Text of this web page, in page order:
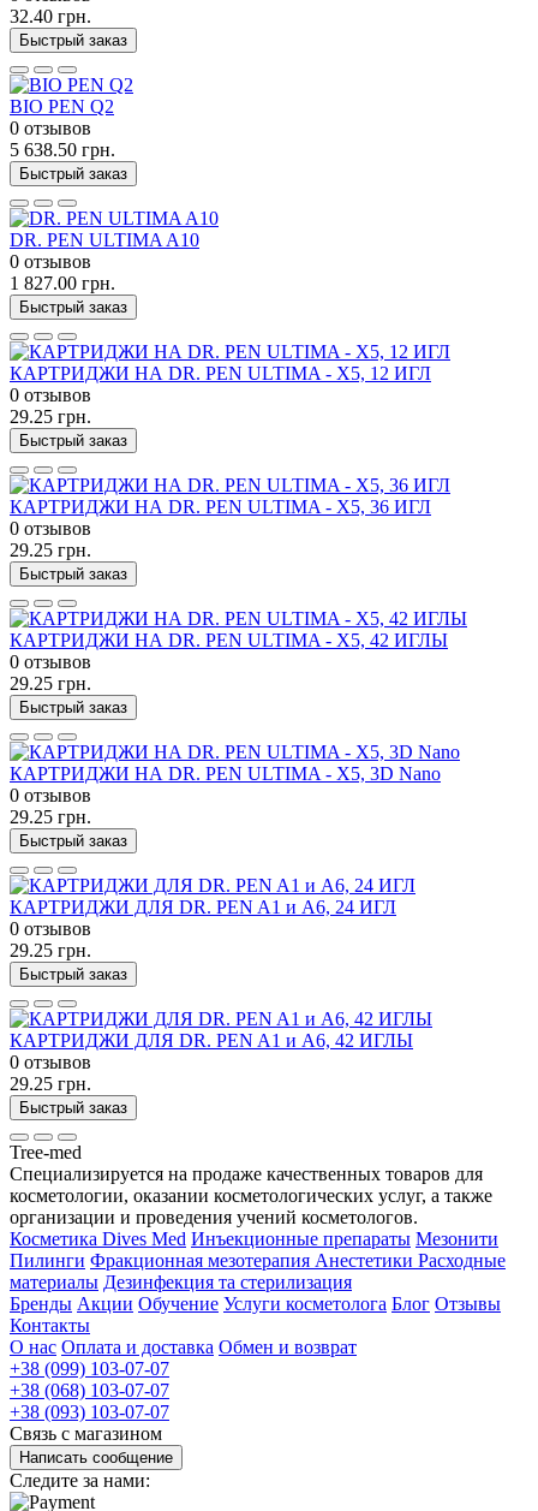
32.40 грн.
Быстрый заказ
BIO PEN Q2
0 отзывов
5 638.50 грн.
Быстрый заказ
DR. PEN ULTIMA A10
0 отзывов
1 827.00 грн.
Быстрый заказ
КАРТРИДЖИ НА DR. PEN ULTIMA - X5, 12 ИГЛ
0 отзывов
29.25 грн.
Быстрый заказ
КАРТРИДЖИ НА DR. PEN ULTIMA - X5, 36 ИГЛ
0 отзывов
29.25 грн.
Быстрый заказ
КАРТРИДЖИ НА DR. PEN ULTIMA - X5, 42 ИГЛЫ
0 отзывов
29.25 грн.
Быстрый заказ
КАРТРИДЖИ НА DR. PEN ULTIMA - X5, 3D Nano
0 отзывов
29.25 грн.
Быстрый заказ
КАРТРИДЖИ ДЛЯ DR. PEN A1 и А6, 24 ИГЛ
0 отзывов
29.25 грн.
Быстрый заказ
КАРТРИДЖИ ДЛЯ DR. PEN A1 и А6, 42 ИГЛЫ
0 отзывов
29.25 грн.
Быстрый заказ
Tree-med
Специализируется на продаже качественных товаров для
косметологии, оказании косметологических услуг, а также
организации и проведения учений косметологов.
Косметика Dives Med Инъекционные препараты Мезонити
Пилинги Фракционная мезотерапия Анестетики Расходные
материалы Дезинфекция та стерилизация
Бренды Акции Обучение Услуги косметолога Блог Отзывы
Контакты
О нас Оплата и доставка Обмен и возврат
+38 (099) 103-07-07
+38 (068) 103-07-07
+38 (093) 103-07-07
Связь с магазином
Написать сообщение
Следите за нами: